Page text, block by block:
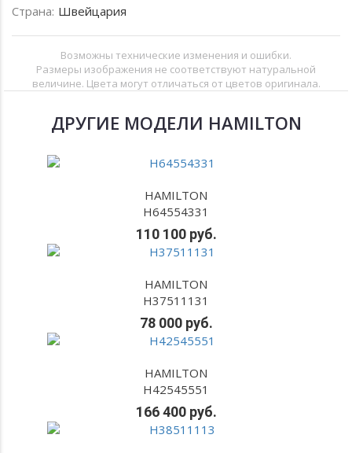
Страна: Швейцария
Возможны технические изменения и ошибки.
Размеры изображения не соответствуют натуральной
величине. Цвета могут отличаться от цветов оригинала.
ДРУГИЕ МОДЕЛИ HAMILTON
HAMILTON
H64554331
110 100 руб.
HAMILTON
H37511131
78 000 руб.
HAMILTON
H42545551
166 400 руб.